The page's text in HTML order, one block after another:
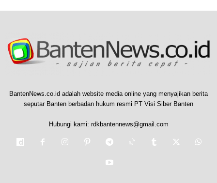
BantenNews.co.id adalah website media online yang menyajikan berita
seputar Banten berbadan hukum resmi PT Visi Siber Banten
Hubungi kami: rdkbantennews@gmail.com